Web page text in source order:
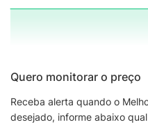
Quero monitorar o preço
Receba alerta quando o
desejado, informe abaixo